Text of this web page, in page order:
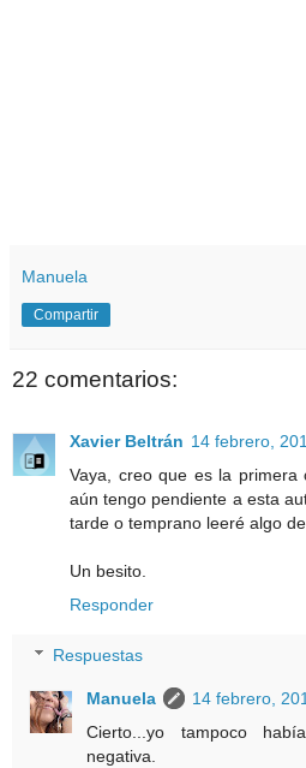
Manuela
Compartir
22 comentarios:
Xavier Beltrán 14 febrero,
Vaya, creo que es la primera
aún tengo pendiente a esta
tarde o temprano leeré algo
Un besito.
Responder
Respuestas
Manuela
14 febrero,
Cierto...yo tampoco
negativa.